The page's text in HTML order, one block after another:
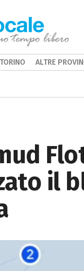
il
TORINO ALTRE